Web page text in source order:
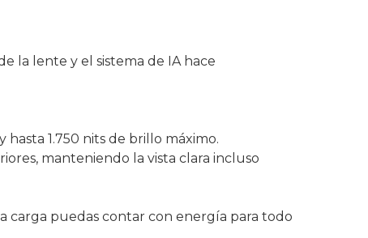
la lente y el sistema de IA hace
1.750 nits de brillo máximo.
manteniendo la vista clara incluso
carga puedas contar con energía para todo